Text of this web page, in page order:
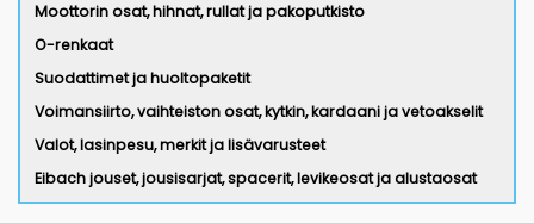
Moottorin osat, hihnat, rullat ja pakoputkisto
O-renkaat
Suodattimet ja huoltopaketit
Voimansiirto, vaihteiston osat, kytkin, kardaani ja vetoakselit
Valot, lasinpesu, merkit ja lisävarusteet
Eibach jouset, jousisarjat, spacerit, levikeosat ja alustaosat